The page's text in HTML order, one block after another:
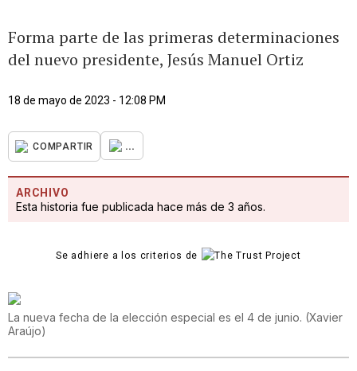
Forma parte de las primeras determinaciones
del nuevo presidente, Jesús Manuel Ortiz
18 de mayo de 2023 - 12:08 PM
COMPARTIR ...
ARCHIVO
Esta historia fue publicada hace más de 3 años.
Se adhiere a los criterios de
La nueva fecha de la elección especial es el 4 de junio. (Xavier
Araújo)